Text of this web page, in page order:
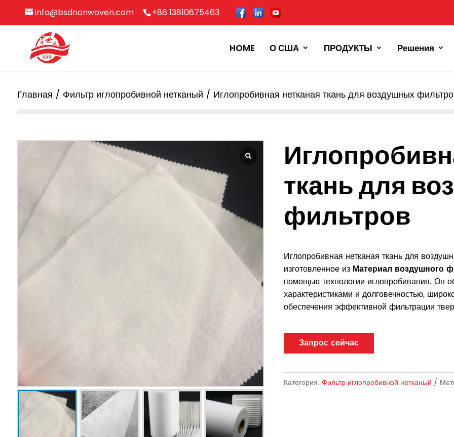
info@bsdnonwoven.com +86 13810675463
HOME О США ПРОДУКТЫ Решения
Главная / Фильтр иглопробивной нетканый / Иглопробивная нетканая ткань для воздушных
ткань для
фильтров
Иглопробивная нетканая ткань для
изготовленное из Материал воздушного
помощью технологии иглопробивания. Он
характеристиками и долговечностью,
обеспечения эффективной фильтрации
Запрос сейчас
Категория: Фильтр иглопробивной нетканый